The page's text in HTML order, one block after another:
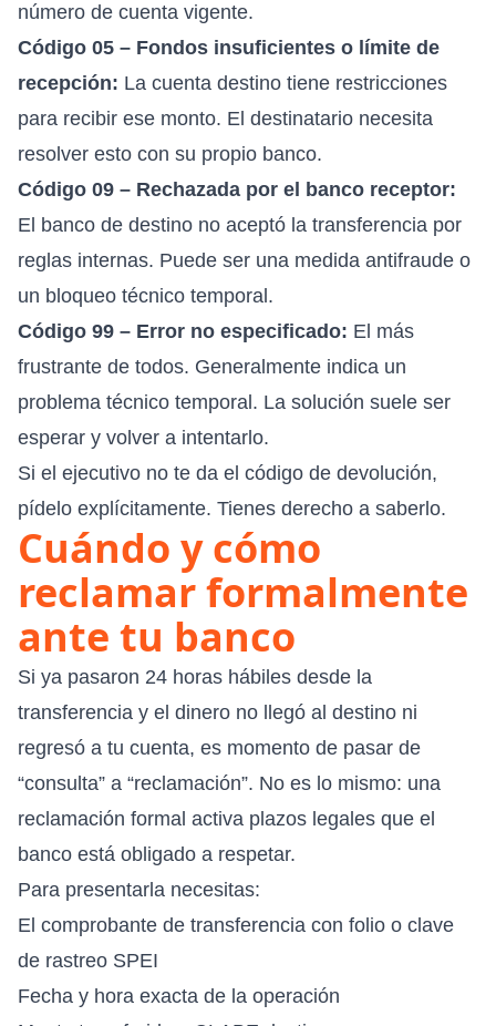
número de cuenta vigente.
Código 05 – Fondos insuficientes o límite de
recepción: La cuenta destino tiene restricciones
para recibir ese monto. El destinatario necesita
resolver esto con su propio banco.
Código 09 – Rechazada por el banco receptor:
El banco de destino no aceptó la transferencia por
reglas internas. Puede ser una medida antifraude o
un bloqueo técnico temporal.
Código 99 – Error no especificado: El más
frustrante de todos. Generalmente indica un
problema técnico temporal. La solución suele ser
esperar y volver a intentarlo.
Si el ejecutivo no te da el código de devolución,
pídelo explícitamente. Tienes derecho a saberlo.
Cuándo y cómo
reclamar formalmente
ante tu banco
Si ya pasaron 24 horas hábiles desde la
transferencia y el dinero no llegó al destino ni
regresó a tu cuenta, es momento de pasar de
“consulta” a “reclamación”. No es lo mismo: una
reclamación formal activa plazos legales que el
banco está obligado a respetar.
Para presentarla necesitas:
El comprobante de transferencia con folio o clave
de rastreo SPEI
Fecha y hora exacta de la operación